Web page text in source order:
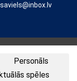
Personāls
spēles